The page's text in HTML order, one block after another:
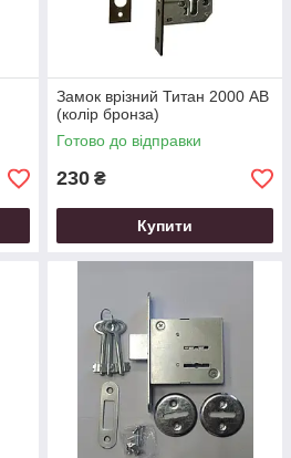
Замок врізний Титан 2000 АВ
(колір бронза)
Готово до відправки
230 ₴
Купити